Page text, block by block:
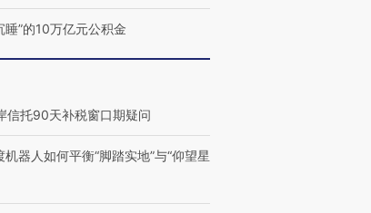
睡”的10万亿元公积金
信托90天补税窗口期疑问
机器人如何平衡“脚踏实地”与“仰望星